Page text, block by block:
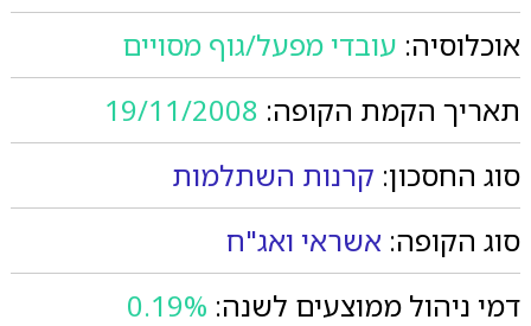
אוכלוסיה: עובדי מפעל/גוף מסויים
תאריך הקמת הקופה: 19/11/2008
סוג החסכון: קרנות השתלמות
סוג הקופה: אשראי ואג"ח
דמי ניהול ממוצעים לשנה: 0.19%